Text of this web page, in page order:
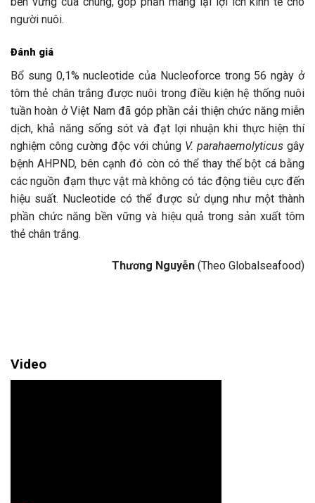
người nuôi.
Đánh giá
Bổ sung 0,1% nucleotide của Nucleoforce trong 56 ngày ở
tôm thẻ chân trắng được nuôi trong điều kiện hệ thống nuôi
tuần hoàn ở Việt Nam đã góp phần cải thiện chức năng miễn
dịch, khả năng sống sót và đạt lợi nhuận khi thực hiện thí
nghiệm công cường độc với chủng V. parahaemolyticus gây
bệnh AHPND, bên cạnh đó còn có thể thay thế bột cá bằng
các nguồn đạm thực vật mà không có tác động tiêu cực đến
hiệu suất. Nucleotide có thể được sử dụng như một thành
phần chức năng bền vững và hiệu quả trong sản xuất tôm
thẻ chân trắng.
Thương Nguyễn (Theo Globalseafood)
Video